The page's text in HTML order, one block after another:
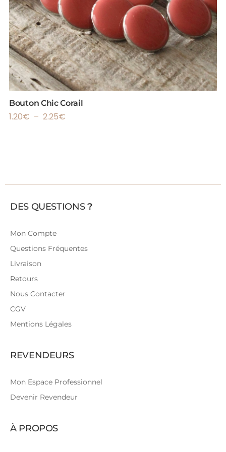
Bouton Chic Corail
1.20€ – 2.25€
DES QUESTIONS?
Mon Compte
Questions Fréquentes
Livraison
Retours
Nous Contacter
CGV
Mentions Légales
REVENDEURS
Mon Espace Professionnel
Devenir Revendeur
À PROPOS